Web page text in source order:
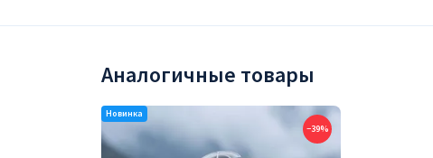
Аналогичные товары
−39%